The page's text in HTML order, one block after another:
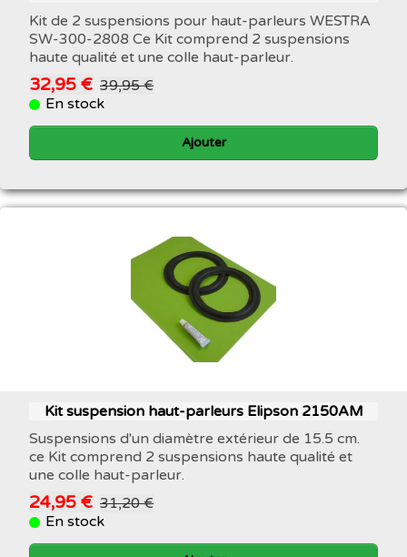
Kit de 2 suspensions pour haut-parleurs WESTRA
SW-300-2808 Ce Kit comprend 2 suspensions
haute qualité et une colle haut-parleur.
32,95 € 39,95 €
En stock
Ajouter
Kit suspension haut-parleurs Elipson 2150AM
Suspensions d'un diamètre extérieur de 15.5 cm.
ce Kit comprend 2 suspensions haute qualité et
une colle haut-parleur.
24,95 € 31,20 €
En stock